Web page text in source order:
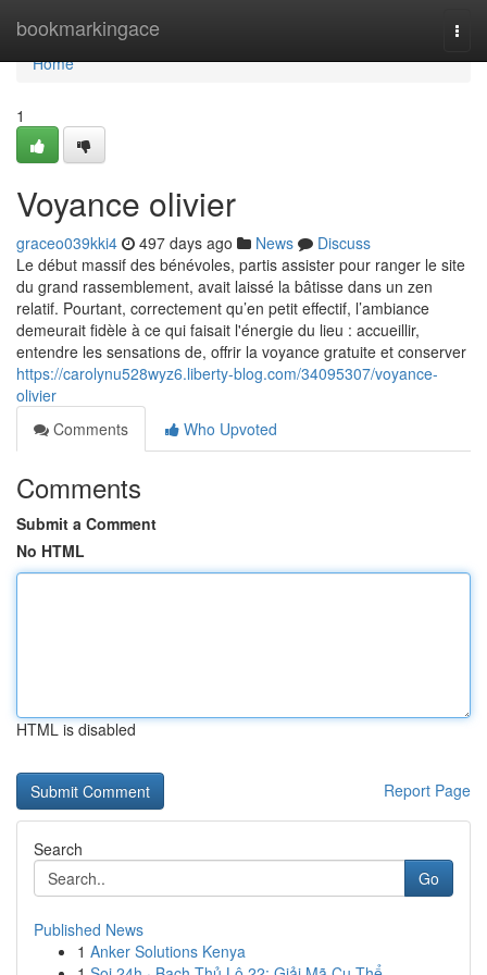
bookmarkingace
Home
Home
1
Voyance olivier
graceo039kki4 497 days ago News
Discuss
Le début massif des bénévoles, partis assister pour ranger le site
du grand rassemblement, avait laissé la bâtisse dans un zen
relatif. Pourtant, correctement qu’en petit effectif, l’ambiance
demeurait fidèle à ce qui faisait l'énergie du lieu : accueillir,
entendre les sensations de, offrir la voyance gratuite et conserver
https://carolynu528wyz6.liberty-blog.com/34095307/voyance-
olivier
Comments
Who Upvoted
Comments
Submit a Comment
No HTML
HTML is disabled
Report Page
Search
Go
Published News
1 Anker Solutions Kenya